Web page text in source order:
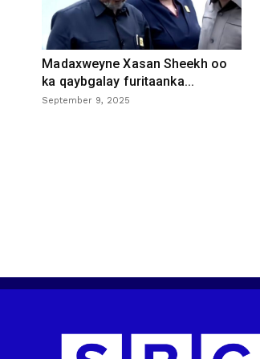
Madaxweyne Xasan Sheekh oo
ka qaybgalay furitaanka...
September 9, 2025